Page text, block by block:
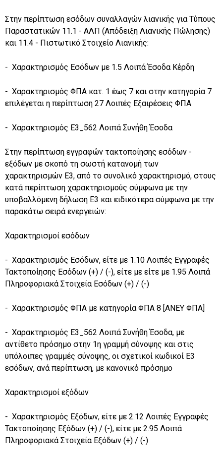
Στην περίπτωση εσόδων συναλλαγών λιανικής για Τύπους
Παραστατικών 11.1 - ΑΛΠ (Απόδειξη Λιανικής Πώλησης)
και 11.4 - Πιστωτικό Στοιχείο Λιανικής:
- Χαρακτηρισμός Εσόδων με 1.5 Λοιπά Έσοδα Κέρδη
- Χαρακτηρισμός ΦΠΑ κατ. 1 έως 7 και στην κατηγορία 7
επιλέγεται η περίπτωση 27 Λοιπές Εξαιρέσεις ΦΠΑ
- Χαρακτηρισμός Ε3_562 Λοιπά Συνήθη Έσοδα
Στην περίπτωση εγγραφών τακτοποίησης εσόδων -
εξόδων με σκοπό τη σωστή κατανομή των
χαρακτηρισμών Ε3, από το συνολικό χαρακτηρισμό, στους
κατά περίπτωση χαρακτηρισμούς σύμφωνα με την
υποβαλλόμενη δήλωση Ε3 και ειδικότερα σύμφωνα με την
παρακάτω σειρά ενεργειών:
Χαρακτηρισμοί εσόδων
- Χαρακτηρισμός Εσόδων, είτε με 1.10 Λοιπές Εγγραφές
Τακτοποίησης Εσόδων (+) / (-), είτε με είτε με 1.95 Λοιπά
Πληροφοριακά Στοιχεία Εσόδων (+) / (-)
- Χαρακτηρισμός ΦΠΑ με κατηγορία ΦΠΑ 8 [ΑΝΕΥ ΦΠΑ]
- Χαρακτηρισμός Ε3_562 Λοιπά Συνήθη Έσοδα, με
αντίθετο πρόσημο στην 1η γραμμή σύνοψης και στις
υπόλοιπες γραμμές σύνοψης, οι σχετικοί κωδικοί Ε3
εσόδων, ανά περίπτωση, με κανονικό πρόσημο
Χαρακτηρισμοί εξόδων
- Χαρακτηρισμός Εξόδων, είτε με 2.12 Λοιπές Εγγραφές
Τακτοποίησης Εξόδων (+) / (-), είτε με 2.95 Λοιπά
Πληροφοριακά Στοιχεία Εξόδων (+) / (-)